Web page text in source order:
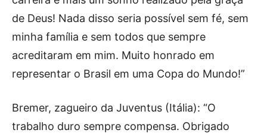
de Deus! Nada disso seria possível sem fé, sem
minha família e sem todos que sempre
acreditaram em mim. Muito honrado em
representar o Brasil em uma Copa do Mundo!”
Bremer, zagueiro da Juventus (Itália): “O
trabalho duro sempre compensa. Obrigado